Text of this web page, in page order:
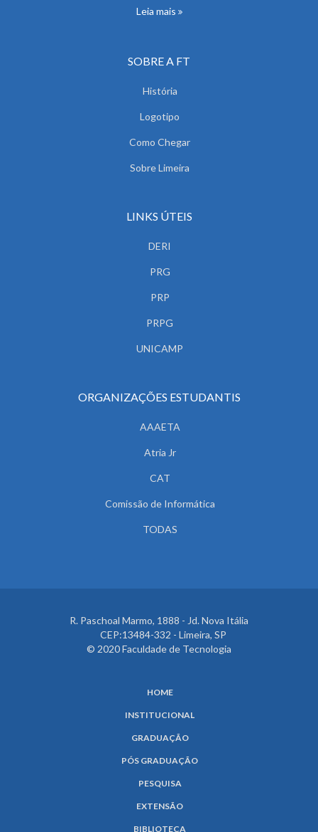
Leia mais
SOBRE A FT
História
Logotipo
Como Chegar
Sobre Limeira
LINKS ÚTEIS
DERI
PRG
PRP
PRPG
UNICAMP
ORGANIZAÇÕES ESTUDANTIS
AAAETA
Atria Jr
CAT
Comissão de Informática
TODAS
R. Paschoal Marmo, 1888 - Jd. Nova Itália
CEP:13484-332 - Limeira, SP
© 2020 Faculdade de Tecnologia
HOME
INSTITUCIONAL
GRADUAÇÃO
PÓS GRADUAÇÃO
PESQUISA
EXTENSÃO
BIBLIOTECA